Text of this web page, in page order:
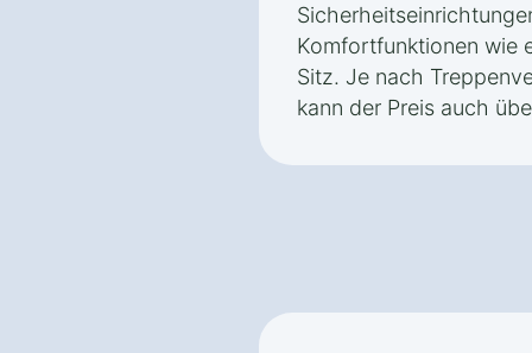
Komfortfunktionen wie
Sitz. Je nach
kann der Preis auch